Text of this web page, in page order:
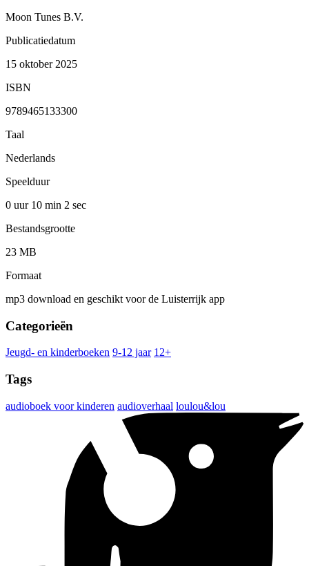
Moon Tunes B.V.
Publicatiedatum
15 oktober 2025
ISBN
9789465133300
Taal
Nederlands
Speelduur
0 uur 10 min 2 sec
Bestandsgrootte
23 MB
Formaat
mp3 download en geschikt voor de Luisterrijk app
Categorieën
Jeugd- en kinderboeken 9-12 jaar 12+
Tags
audioboek voor kinderen audioverhaal loulou&lou